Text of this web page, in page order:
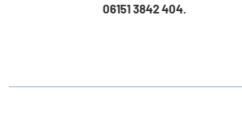
06151 3842 404.